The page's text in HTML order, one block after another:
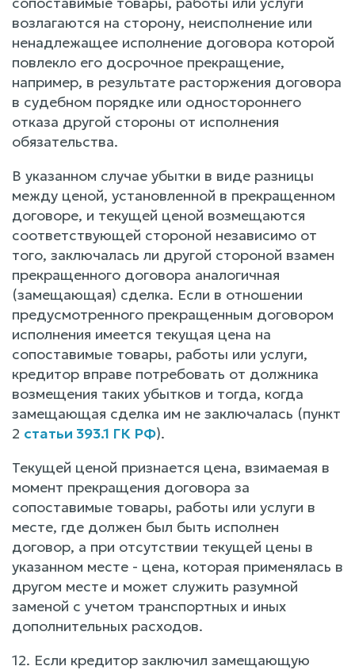
возлагаются на сторону, неисполнение или
ненадлежащее исполнение договора которой
повлекло его досрочное прекращение,
например, в результате расторжения договора
в судебном порядке или одностороннего
отказа другой стороны от исполнения
обязательства.
В указанном случае убытки в виде разницы
между ценой, установленной в прекращенном
договоре, и текущей ценой возмещаются
соответствующей стороной независимо от
того, заключалась ли другой стороной взамен
прекращенного договора аналогичная
(замещающая) сделка. Если в отношении
предусмотренного прекращенным договором
исполнения имеется текущая цена на
сопоставимые товары, работы или услуги,
кредитор вправе потребовать от должника
возмещения таких убытков и тогда, когда
замещающая сделка им не заключалась (пункт
2 статьи 393.1 ГК РФ).
Текущей ценой признается цена, взимаемая в
момент прекращения договора за
сопоставимые товары, работы или услуги в
месте, где должен был быть исполнен
договор, а при отсутствии текущей цены в
указанном месте - цена, которая применялась в
другом месте и может служить разумной
заменой с учетом транспортных и иных
дополнительных расходов.
12. Если кредитор заключил замещающую